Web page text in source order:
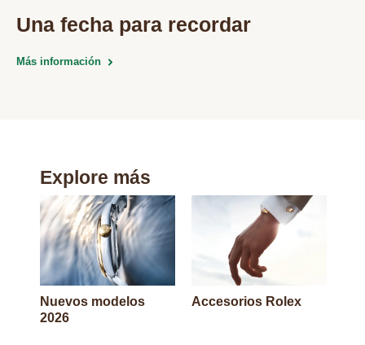
Una fecha para recordar
Más información
Explore más
Nuevos modelos
2026
Accesorios Rolex